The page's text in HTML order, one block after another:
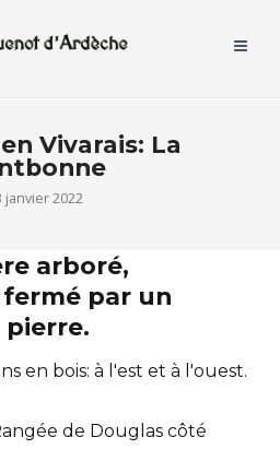
Vivarais: La
janvier 2022
arboré,
par un
en bois: à l'est et à l'ouest.
de Douglas côté